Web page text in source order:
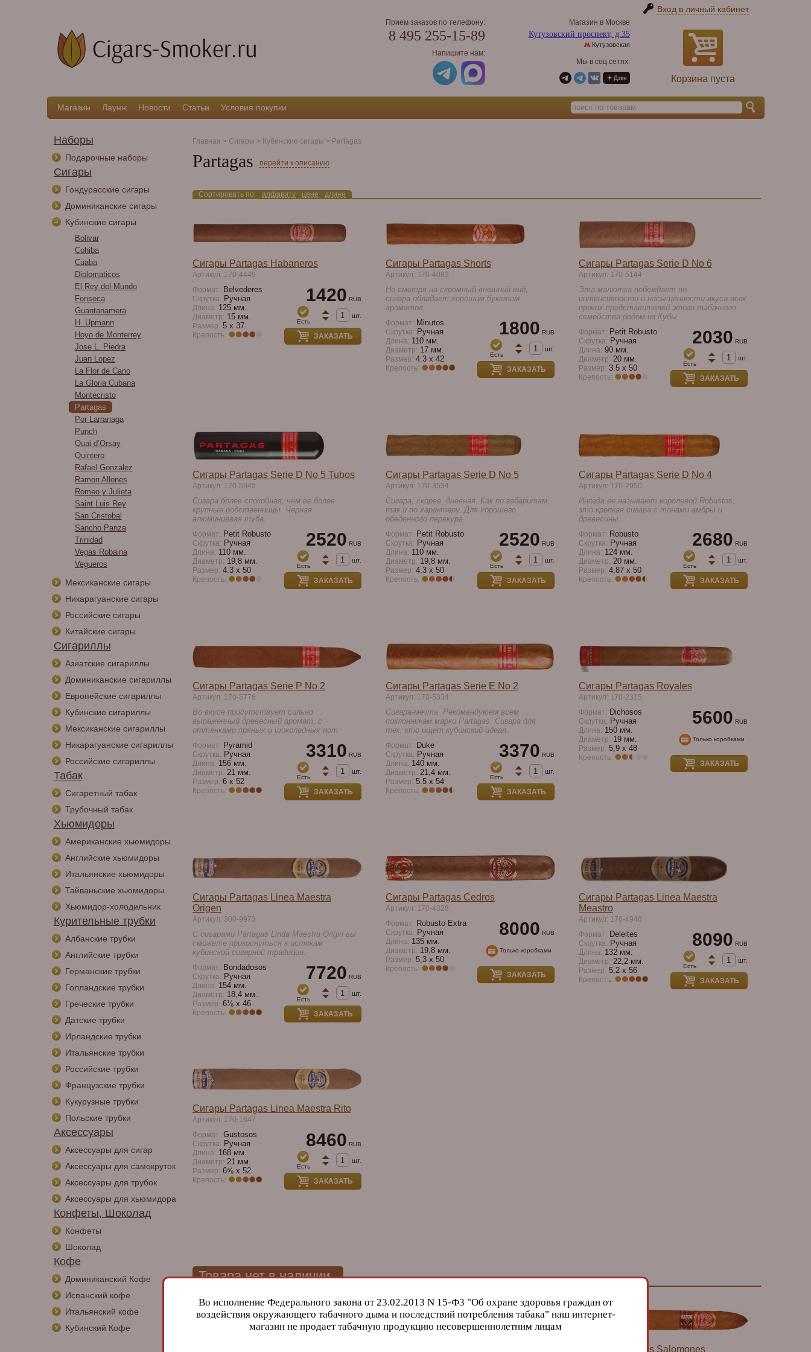
Вход в личный кабинет
Корзина пуста
Магазин в Москве
Кутузовский проспект, д.35
Кутузовская
Мы в соц.сетях:
Прием заказов по телефону:
8 495 255-15-89
Напишите нам:
Магазин Лаунж Новости Статьи Условия покупки
Наборы
Подарочные наборы
Сигары
Гондурасские сигары
Доминиканские сигары
Кубинские сигары
Bolivar
Cohiba
Cuaba
Diplomaticos
El Rey del Mundo
Fonseca
Guantanamera
H. Upmann
Hoyo de Monterrey
Jose L. Piedra
Juan Lopez
La Flor de Cano
La Gloria Cubana
Montecristo
Partagas
Por Larranaga
Punch
Quai d’Orsay
Quintero
Rafael Gonzalez
Ramon Allones
Romeo y Julieta
Saint Luis Rey
San Cristobal
Sancho Panza
Trinidad
Vegas Robaina
Vegueros
Мексиканские сигары
Никарагуанские сигары
Российские сигары
Китайские сигары
Сигариллы
Азиатские сигариллы
Доминиканские сигариллы
Европейские сигариллы
Кубинские сигариллы
Мексиканские сигариллы
Никарагуанские сигариллы
Российские сигариллы
Табак
Сигаретный табак
Трубочный табак
Хьюмидоры
Американские хьюмидоры
Английские хьюмидоры
Итальянские хьюмидоры
Тайваньские хьюмидоры
Хьюмидор-холодильник
Курительные трубки
Албанские трубки
Английские трубки
Германские трубки
Голландские трубки
Греческие трубки
Датские трубки
Ирландские трубки
Итальянские трубки
Российские трубки
Французские трубки
Кукурузные трубки
Польские трубки
Аксессуары
Аксессуары для сигар
Аксессуары для самокруток
Аксессуары для трубок
Аксессуары для хьюмидора
Конфеты, Шоколад
Конфеты
Шоколад
Кофе
Доминиканский Кофе
Испанский кофе
Итальянский кофе
Кубинский Кофе
Главная > Сигары > Кубинские сигары > Partagas
Partagas перейти к описанию
Сортировать по: алфавиту цене длине
Сигары Partagas Habaneros
Артикул: 170-4449
Формат: Belvederes
Скрутка: Ручная
Длина: 125 мм.
Диаметр: 15 мм.
Размер: 5 x 37
Крепость:
1420 RUB
Есть
шт.
ЗАКАЗАТЬ
Сигары Partagas Shorts
Артикул: 170-4083
Не смотря на скромный внешний вид,
сигара обладает хорошим букетом
ароматов.
Формат: Minutos
Скрутка: Ручная
Длина: 110 мм.
Диаметр: 17 мм.
Размер: 4.3 x 42
Крепость:
1800 RUB
Есть
шт.
ЗАКАЗАТЬ
Сигары Partagas Serie D No 6
Артикул: 170-5144
Эта малютка побеждает по
интенсивности и насыщенности вкуса всех
прочих представителей этого табачного
семейства родом из Кубы.
Формат: Petit Robusto
Скрутка: Ручная
Длина: 90 мм.
Диаметр: 20 мм.
Размер: 3.5 x 50
Крепость:
2030 RUB
Есть
шт.
ЗАКАЗАТЬ
Сигары Partagas Serie D No 5 Tubos
Артикул: 170-5949
Сигара более спокойная, чем ее более
крупные родственницы. Черная
алюминиевая туба.
Формат: Petit Robusto
Скрутка: Ручная
Длина: 110 мм.
Диаметр: 19,8 мм.
Размер: 4.3 x 50
Крепость:
2520 RUB
Есть
шт.
ЗАКАЗАТЬ
Сигары Partagas Serie D No 5
Артикул: 170-3534
Сигара, скорее, дневная. Как по габаритам,
так и по характеру. Для хорошего
обеденного перекура.
Формат: Petit Robusto
Скрутка: Ручная
Длина: 110 мм.
Диаметр: 19,8 мм.
Размер: 4.3 x 50
Крепость:
2520 RUB
Есть
шт.
ЗАКАЗАТЬ
Сигары Partagas Serie D No 4
Артикул: 170-2950
Иногда ее называют королевой Robustos,
это крепкая сигара с тонами амбры и
древесины.
Формат: Robusto
Скрутка: Ручная
Длина: 124 мм.
Диаметр: 20 мм.
Размер: 4,87 x 50
Крепость:
2680 RUB
Есть
шт.
ЗАКАЗАТЬ
Сигары Partagas Serie P No 2
Артикул: 170-5776
Во вкусе присутствует сильно
выраженный древесный аромат, с
оттенками пряных и шоколадных нот.
Формат: Pyramid
Скрутка: Ручная
Длина: 156 мм.
Диаметр: 21 мм.
Размер: 6 x 52
Крепость:
3310 RUB
Есть
шт.
ЗАКАЗАТЬ
Сигары Partagas Serie E No 2
Артикул: 170-5334
Сигара-мечта. Рекомендуюем всем
поклонникам марки Partagas. Сигара для
тех, кто ищет кубинский идеал.
Формат: Duke
Скрутка: Ручная
Длина: 140 мм.
Диаметр: 21,4 мм.
Размер: 5.5 x 54
Крепость:
3370 RUB
Есть
шт.
ЗАКАЗАТЬ
Сигары Partagas Royales
Артикул: 170-2315
Формат: Dichosos
Скрутка: Ручная
Длина: 150 мм.
Диаметр: 19 мм.
Размер: 5,9 х 48
Крепость:
5600 RUB
Только коробками
ЗАКАЗАТЬ
Сигары Partagas Linea Maestra
Origen
Артикул: 300-9973
С сигарами Partagas Linda Maestra Origin вы
сможете прикоснуться к истокам
кубинской сигарной традиции.
Формат: Bondadosos
Скрутка: Ручная
Длина: 154 мм.
Диаметр: 18,4 мм.
Размер: 6⅛ х 46
Крепость:
7720 RUB
Есть
шт.
ЗАКАЗАТЬ
Сигары Partagas Cedros
Артикул: 170-4328
Формат: Robusto Extra
Скрутка: Ручная
Длина: 135 мм.
Диаметр: 19,8 мм.
Размер: 5,3 х 50
Крепость:
8000 RUB
Только коробками
ЗАКАЗАТЬ
Сигары Partagas Linea Maestra
Meastro
Артикул: 170-4946
Формат: Deleites
Скрутка: Ручная
Длина: 132 мм.
Диаметр: 22,2 мм.
Размер: 5,2 х 56
Крепость:
8090 RUB
Есть
шт.
ЗАКАЗАТЬ
Сигары Partagas Linea Maestra Rito
Артикул: 170-1647
Формат: Gustosos
Скрутка: Ручная
Длина: 168 мм.
Диаметр: 21 мм.
Размер: 6⅝ х 52
Крепость:
8460 RUB
Есть
шт.
ЗАКАЗАТЬ
Товара нет в наличии
Сигары Partagas Salomones
Во исполнение Федерального закона от 23.02.2013 N 15-Ф3 "Об охране здоровья граждан от
воздействия окружающего табачного дыма и последствий потребления табака" наш интернет-
магазин не продает табачную продукцию несовершеннолетним лицам